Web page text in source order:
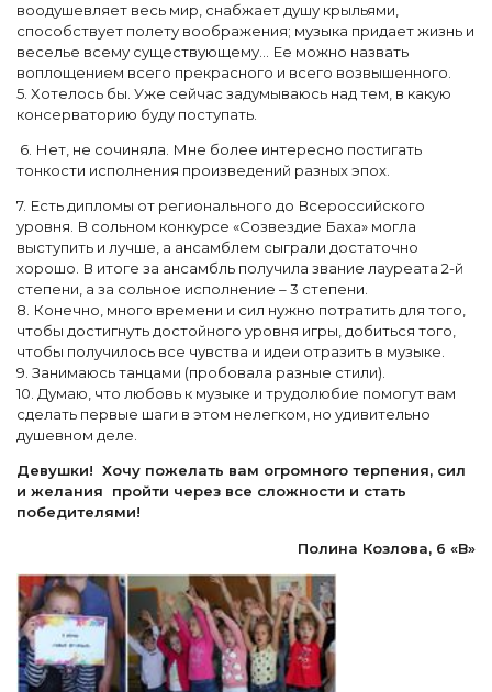
воодушевляет весь мир, снабжает душу крыльями,
способствует полету воображения; музыка придает жизнь и
веселье всему существующему... Ее можно назвать
воплощением всего прекрасного и всего возвышенного.
5. Хотелось бы. Уже сейчас задумываюсь над тем, в какую
консерваторию буду поступать.
6. Нет, не сочиняла. Мне более интересно постигать
тонкости исполнения произведений разных эпох.
7. Есть дипломы от регионального до Всероссийского
уровня. В сольном конкурсе «Созвездие Баха» могла
выступить и лучше, а ансамблем сыграли достаточно
хорошо. В итоге за ансамбль получила звание лауреата 2-й
степени, а за сольное исполнение – 3 степени.
8. Конечно, много времени и сил нужно потратить для того,
чтобы достигнуть достойного уровня игры, добиться того,
чтобы получилось все чувства и идеи отразить в музыке.
9. Занимаюсь танцами (пробовала разные стили).
10. Думаю, что любовь к музыке и трудолюбие помогут вам
сделать первые шаги в этом нелегком, но удивительно
душевном деле.
Девушки! Хочу пожелать вам огромного терпения, сил
и желания пройти через все сложности и стать
победителями!
Полина Козлова, 6 «В»